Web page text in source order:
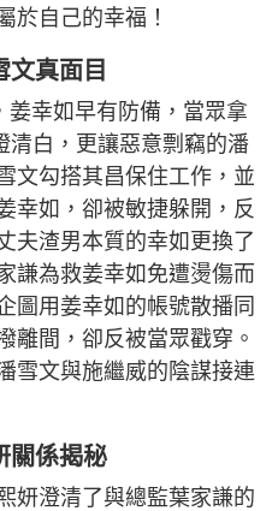
於自己的幸福！
文真面目
幸如早有防備，當眾拿
清白，更讓惡意剽竊的潘
文勾搭其昌保住工作，並
幸如，卻被敏捷躲開，反
夫渣男本質的幸如更換了
謙為救姜幸如免遭燙傷而
圖用姜幸如的帳號散播同
離間，卻反被當眾戳穿。
雪文與施繼威的陰謀接連
關係揭秘
妍澄清了與總監葉家謙的